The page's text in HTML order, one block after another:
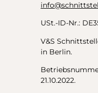
USt.-ID-Nr.:
V&S
in Berlin.
21.10.2022.